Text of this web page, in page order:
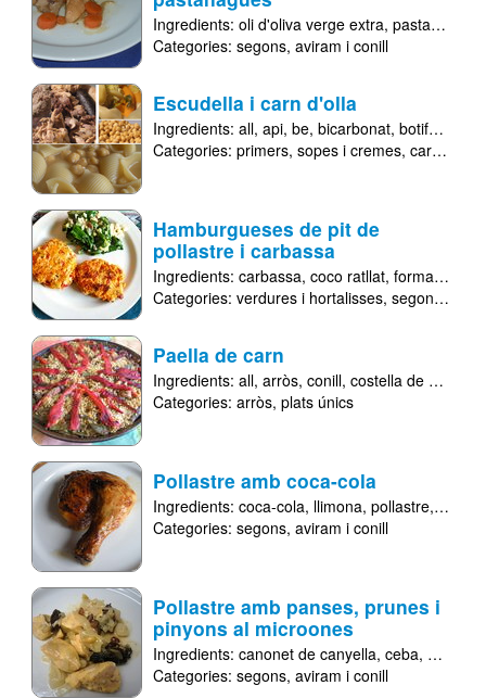
Ingredients: oli d'oliva verge extra pastanaga
Categories: segons aviram i conill
Escudella i carn d'olla
Ingredients: all api be bicarbonat botifarra blanca
Categories: primers sopes i cremes carn
Hamburgueses de pit de
pollastre i carbassa
Ingredients: carbassa coco ratllat formatge emmental
Categories: verdures i hortalisses segons
Paella de carn
Ingredients: all arròs conill costella de porc
Categories: arròs plats únics
Pollastre amb coca-cola
Ingredients: coca-cola llimona pollastre sal
Categories: segons aviram i conill
Pollastre amb panses, prunes i
pinyons al microones
Ingredients: canonet de canyella ceba oli
Categories: segons aviram i conill